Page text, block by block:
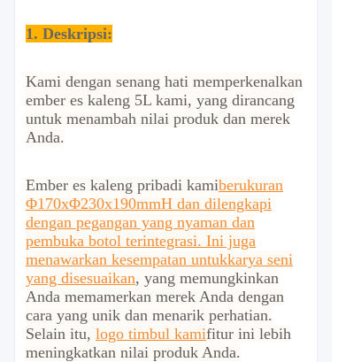
1. Deskripsi:
Kami dengan senang hati memperkenalkan
ember es kaleng 5L kami, yang dirancang
untuk menambah nilai produk dan merek
Anda.
Ember es kaleng pribadi kamiberukuran
Φ170xΦ230x190mmH dan dilengkapi
dengan pegangan yang nyaman dan
pembuka botol terintegrasi. Ini juga
menawarkan kesempatan untukkarya seni
yang disesuaikan, yang memungkinkan
Anda memamerkan merek Anda dengan
cara yang unik dan menarik perhatian.
Selain itu, logo timbul kamifitur ini lebih
meningkatkan nilai produk Anda.